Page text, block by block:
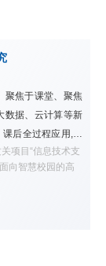
、项目学习法、
的切身性、课题
间安排、分享教
教学思想、促进
手能力、培育"尚
聚焦于课堂、聚焦
数据、云计算等新
后全过程应用,促
堂实用教学流程
,在课中阶段以师
智慧课堂信息技
堂的教学设计与
项目“信息技术支
向智慧校园的高